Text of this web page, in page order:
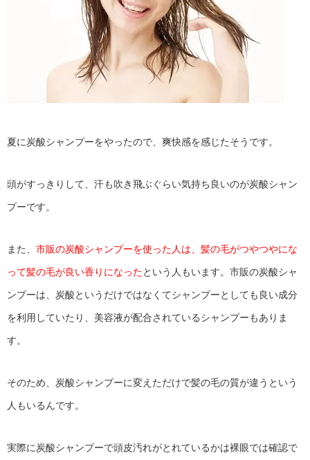
夏に炭酸シャンプーをやったので、爽快感を感じたそうです。
頭がすっきりして、汗も吹き飛ぶぐらい気持ち良いのが炭酸シャン
プーです。
また、 市販の炭酸シャンプーを使った人は、髪の毛がつやつやにな
って髪の毛が良い香りになったという人もいます。市販の炭酸シャ
ンプーは、炭酸というだけではなくてシャンプーとしても良い成分
を利用していたり、美容液が配合されているシャンプーもありま
す。
そのため、炭酸シャンプーに変えただけで髪の毛の質が違うという
人もいるんです。
実際に炭酸シャンプーで頭皮汚れがとれているかは裸眼では確認で